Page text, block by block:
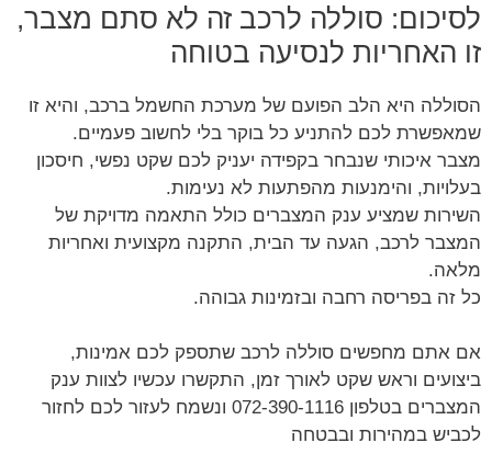
לסיכום: סוללה לרכב זה לא סתם מצבר,
זו האחריות לנסיעה בטוחה
הסוללה היא הלב הפועם של מערכת החשמל ברכב, והיא זו
שמאפשרת לכם להתניע כל בוקר בלי לחשוב פעמיים.
מצבר איכותי שנבחר בקפידה יעניק לכם שקט נפשי, חיסכון
בעלויות, והימנעות מהפתעות לא נעימות.
השירות שמציע ענק המצברים כולל התאמה מדויקת של
המצבר לרכב, הגעה עד הבית, התקנה מקצועית ואחריות
מלאה.
כל זה בפריסה רחבה ובזמינות גבוהה.
אם אתם מחפשים סוללה לרכב שתספק לכם אמינות,
ביצועים וראש שקט לאורך זמן, התקשרו עכשיו לצוות ענק
המצברים בטלפון 072-390-1116 ונשמח לעזור לכם לחזור
לכביש במהירות ובבטחה